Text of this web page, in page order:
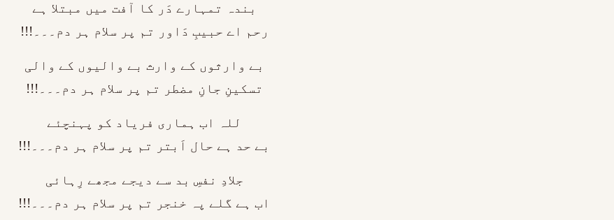
بندہ تمہارے دَر کا آفت میں مبتلا ہے
رحم اے حبیبِ دَاور تم پر سلام ہر دم۔۔۔!!!
بے وارثوں کے وارث بے والیوں کے والی
تسکینِ جانِ مضطر تم پر سلام ہر دم۔۔۔!!!
للہ اب ہماری فریاد کو پہنچئے
بے حد ہے حال اَبتر تم پر سلام ہر دم۔۔۔!!!
جلادِ نفسِ بد سے دیجے مجھے رِہائی
اب ہے گلے پہ خنجر تم پر سلام ہر دم۔۔۔!!!